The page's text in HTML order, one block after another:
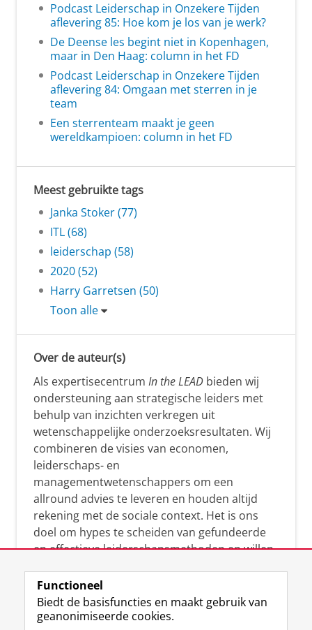
Podcast Leiderschap in Onzekere Tijden
aflevering 85: Hoe kom je los van je werk?
De Deense les begint niet in Kopenhagen,
maar in Den Haag: column in het FD
Podcast Leiderschap in Onzekere Tijden
aflevering 84: Omgaan met sterren in je
team
Een sterrenteam maakt je geen
wereldkampioen: column in het FD
Meest gebruikte tags
Janka Stoker (77)
ITL (68)
leiderschap (58)
2020 (52)
Harry Garretsen (50)
Toon alle
Over de auteur(s)
Als expertisecentrum In the LEAD bieden wij
ondersteuning aan strategische leiders met
behulp van inzichten verkregen uit
wetenschappelijke onderzoeksresultaten. Wij
combineren de visies van economen,
leiderschaps- en
managementwetenschappers om een
allround advies te leveren en houden altijd
rekening met de sociale context. Het is ons
doel om hypes te scheiden van gefundeerde
en effectieve leiderschapsmethoden en willen
manier te reageren op economische en
maatschappelijke kwesties. Samen tillen wij
het leiderschap in uw organisatie naar een
Functioneel
Biedt de basisfuncties en maakt gebruik van
geanonimiseerde cookies.